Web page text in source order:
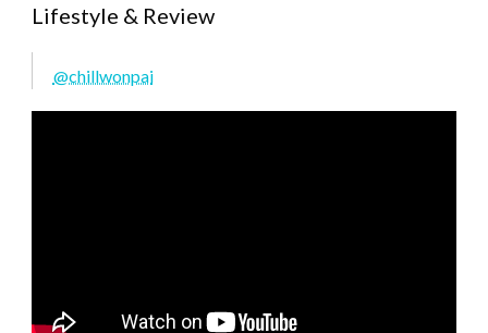
Lifestyle & Review
@chillwonpai